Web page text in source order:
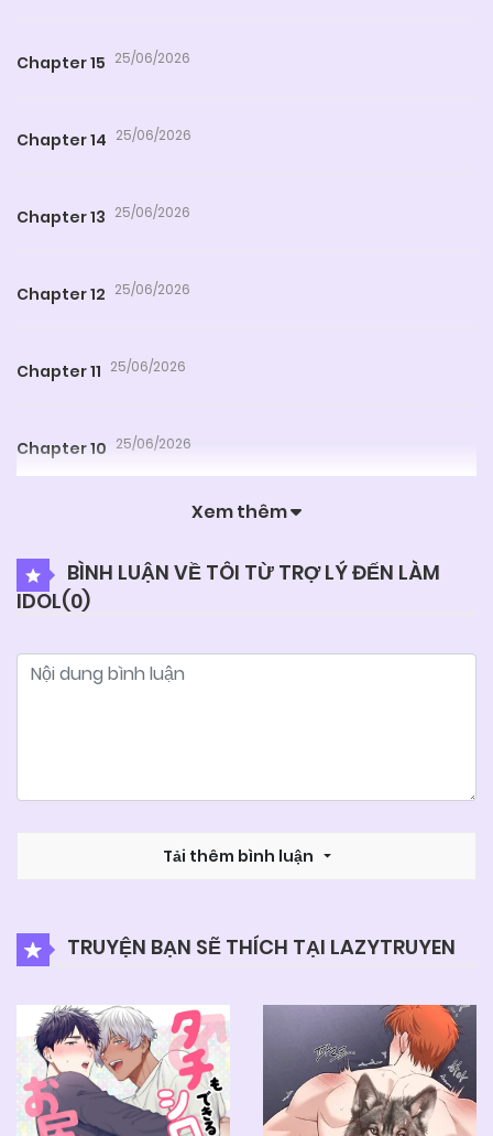
Chapter 15 25/06/2026
Chapter 14 25/06/2026
Chapter 13 25/06/2026
Chapter 12 25/06/2026
Chapter 11 25/06/2026
Chapter 10 25/06/2026
Chapter 8
Chapter 7 25/06/2026
Chapter 2 25/06/2026
Xem thêm
BÌNH LUẬN VỀ TÔI TỪ TRỢ LÝ ĐẾN LÀM
IDOL(0)
Tải thêm bình luận
TRUYỆN BẠN SẼ THÍCH TẠI LAZYTRUYEN